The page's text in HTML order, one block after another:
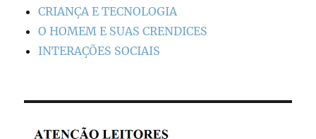
CRIANÇA E TECNOLOGIA
O HOMEM E SUAS CRENDICES
INTERAÇÕES SOCIAIS